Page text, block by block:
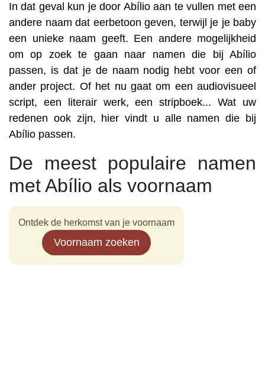
In dat geval kun je door Abílio aan te vullen met een
andere naam dat eerbetoon geven, terwijl je je baby
een unieke naam geeft. Een andere mogelijkheid
om op zoek te gaan naar namen die bij Abílio
passen, is dat je de naam nodig hebt voor een of
ander project. Of het nu gaat om een audiovisueel
script, een literair werk, een stripboek... Wat uw
redenen ook zijn, hier vindt u alle namen die bij
Abílio passen.
De meest populaire namen
met Abílio als voornaam
Ontdek de herkomst van je voornaam
Voornaam zoeken